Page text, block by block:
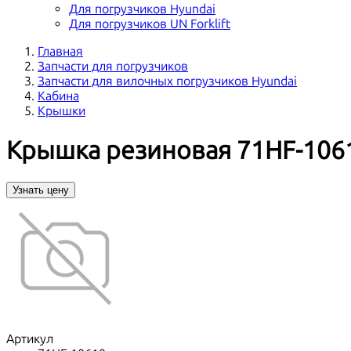
Для погрузчиков Hyundai
Для погрузчиков UN Forklift
Главная
Запчасти для погрузчиков
Запчасти для вилочных погрузчиков Hyundai
Кабина
Крышки
Крышка резиновая 71HF-
Узнать цену
Артикул